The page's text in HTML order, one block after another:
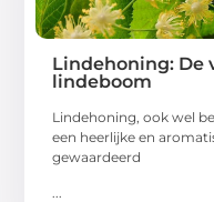
Lindehoning: De
lindeboom
Lindehoning, ook wel
een heerlijke en
gewaardeerd
...